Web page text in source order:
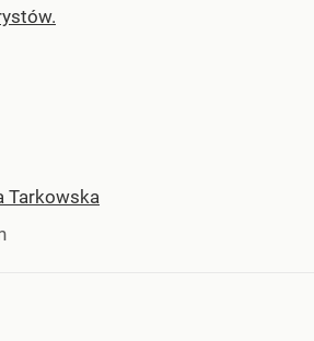
Tarkowska